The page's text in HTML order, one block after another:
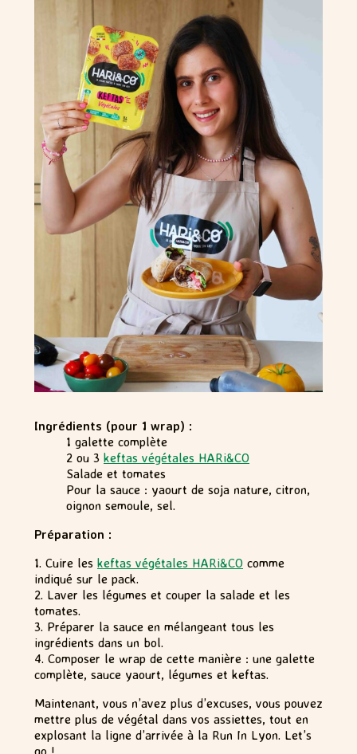
Ingrédients (pour 1 wrap) :
1 galette complète
2 ou 3 keftas végétales HARi&CO
Salade et tomates
Pour la sauce : yaourt de soja nature, citron,
oignon semoule, sel.
Préparation :
1. Cuire les keftas végétales HARi&CO comme
indiqué sur le pack.
2. Laver les légumes et couper la salade et les
tomates.
3. Préparer la sauce en mélangeant tous les
ingrédients dans un bol.
4. Composer le wrap de cette manière : une galette
complète, sauce yaourt, légumes et keftas.
Maintenant, vous n’avez plus d’excuses, vous pouvez
mettre plus de végétal dans vos assiettes, tout en
explosant la ligne d’arrivée à la Run In Lyon. Let’s